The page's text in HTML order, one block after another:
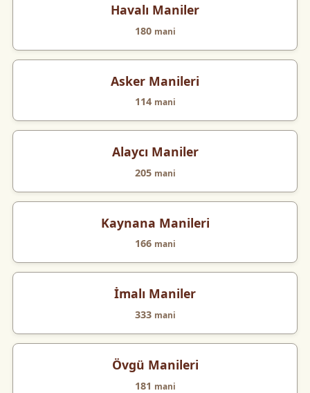
Havalı Maniler
180 mani
Asker Manileri
114 mani
Alaycı Maniler
205 mani
Kaynana Manileri
166 mani
İmalı Maniler
333 mani
Övgü Manileri
181 mani